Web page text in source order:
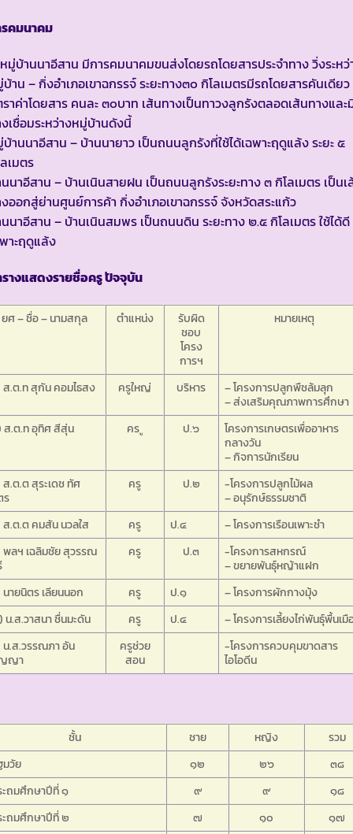
คมนาคม
มู่บ้านนาอีสาน มีการคมนาคมขนส่งโดยรถโดยสารประจำทาง วิ่งระหว่
าน – กิ่งอำเภอเขาฉกรรจ์ ระยะทาง๓๐ กิโลเมตรมีรถโดยสารคันเดียว
าค่าโดยสาร คนละ ๓๐บาท เส้นทางเป็นทาวงลูกรังตลอดเส้นทางและ
เชื่อมระหว่างหมู่บ้านดังนี้
านนาอีสาน – บ้านนายาว เป็นถนนลูกรังที่ใช้ได้เฉพาะฤดูแล้ง ระยะ ๕
เมตร
นาอีสาน – บ้านเนินสายฝน เป็นถนนลูกรังระยะทาง ๓ กิโลเมตร เป็นเ
ออกสู่ย่านศูนย์การค้า กิ่งอำเภอเขาฉกรรจ์ จังหวัดสระแก้ว
นาอีสาน – บ้านเนินสมพร เป็นถนนดิน ระยะทาง ๒.๕ กิโลเมตร ใช้ได้ดี
าะฤดูแล้ง
างแสดงรายชื่อครู ปัจจุบัน
ยศ – ชื่อ – นามสกุล ตำแหน่ง
รับผิด
ชอบ
โครง
การฯ
หมายเหตุ
.ต.ท สุกัน คอมไธสง ครูใหญ่ บริหาร
– โครงการปลูกพืชล้มลุก
– ส่งเสริมคุณภาพการศึกษา
ส.ต.ท อุทิศ สีสุ่น
คร ู ป.๖
โครงการเกษตรเพื่ออาหาร
กลางวัน
– กิจการนักเรียน
.ต.ต สุระเดช ทัศ
ร
ครู ป.๒
-โครงการปลูกไม้ผล
– อนุรักษ์ธรรมชาติ
.ต.ต คมสัน นวลใส
ครู ป.๔
– โครงการเรือนเพาะชำ
ลฯ เฉลิมชัย สุวรรณ
ครู ป.๓
-โครงการสหกรณ์
– ขยายพันธุ์หญ้าแฝก
ายนิตร เลียนนอก
ครู ป.๑
– โครงการผักกางมุ้ง
.ส.วาสนา ชื่นมะดัน
ครู ป.๔
– โครงการเลี้ยงไก่พันธุ์พื้นเมื
.ส.วรรณภา อัน
ญา
ครูช่วย
สอน
-โครงการควบคุมขาดสาร
ไอโอดีน
ชั้น ชาย หญิง
รวม
วัย
๑๒ ๒๖
๓๘
ถมศึกษาปีที่ ๑
๙ ๙
๑๘
ถมศึกษาปีที่ ๒
๗ ๑๐
๑๗